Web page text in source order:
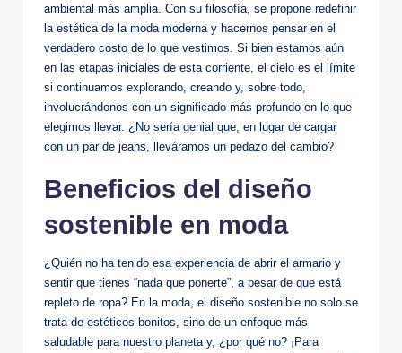
ambiental más amplia. Con su filosofía, se propone redefinir
la estética de la moda moderna y hacernos pensar en el
verdadero costo de lo que vestimos. Si bien estamos aún
en las etapas iniciales de esta corriente, el cielo es el límite
si continuamos explorando, creando y, sobre todo,
involucrándonos con un significado más profundo en lo que
elegimos llevar. ¿No sería genial que, en lugar de cargar
con un par de jeans, lleváramos un pedazo del cambio?
Beneficios del diseño
sostenible en moda
¿Quién no ha tenido esa experiencia de abrir el armario y
sentir que tienes “nada que ponerte”, a pesar de que está
repleto de ropa? En la moda, el diseño sostenible no solo se
trata de estéticos bonitos, sino de un enfoque más
saludable para nuestro planeta y, ¿por qué no? ¡Para